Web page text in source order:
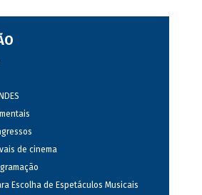
de cinema
Escolha de Espetáculos Musicais